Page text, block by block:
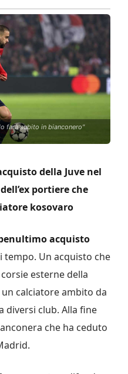
farà subito in bianconero"
della Juve nel
portiere che
kosovaro
acquisto
tempo. Un acquisto che
esterne della
un calciatore ambito da
diversi club. Alla fine
che ha ceduto